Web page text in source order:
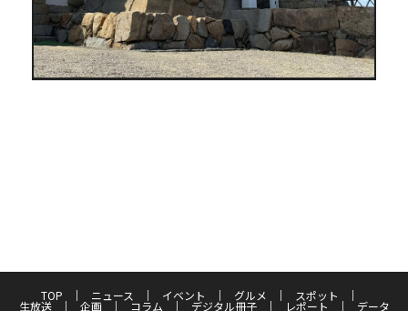
TOP ニュース イベント グルメ スポット
生放送 企画 コラム デジタル冊子 レポート データ